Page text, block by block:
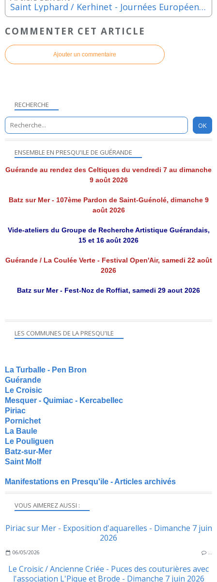
Saint Lyphard / Kerhinet - Journées Européennes du Patrimoine - Samedi 19 au dimanche 20 septembre 2020
COMMENTER CET ARTICLE
Ajouter un commentaire
RECHERCHE
VOUS AIMEREZ AUSSI :
Piriac sur Mer - Exposition d'aquarelles - Dimanche 7 juin
2026
06/05/2026 …
Le Croisic / Ancienne Criée - Puces des couturières avec
l'association L'Pique et Brode - Dimanche 7 juin 2026
ENSEMBLE EN PRESQU'ILE DE GUÉRANDE
Guérande au rendez des Celtiques du vendredi 7 au dimanche
9 août 2026
Batz sur Mer - 107ème Pardon de Saint-Guénolé, dimanche 9
août 2026
Vide-ateliers du Groupe de Recherche Artistique Guérandais,
15 et 16 août 2026
Guérande / La Coulée Verte - Festival Open'Air, samedi 22 août
2026
Batz sur Mer - Fest-Noz de Roffiat, samedi 29 aout 2026
LES COMMUNES DE LA PRESQU'ILE
La Turballe - Pen Bron
Guérande
Le Croisic
Mesquer - Quimiac - Kercabellec
Piriac
Pornichet
La Baule
Le Pouliguen
Batz-sur-Mer
Saint Molf
Manifestations en Presqu'ile - Articles archivés